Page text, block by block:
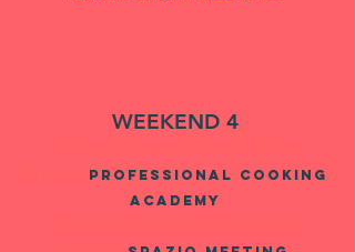
WEEKEND 4
PROFESSIONAL COOKING
ACADEMY